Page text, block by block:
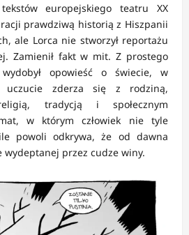
europejskiego teatru XX
prawdziwą historią z Hiszpanii
ale Lorca nie stworzył reportażu
Zamienił fakt w mit. Z prostego
opowieść o świecie, w
uczucie zderza się z rodziną,
tradycją i społecznym
w którym człowiek nie tyle
powoli odkrywa, że od dawna
wydeptanej przez cudze winy.